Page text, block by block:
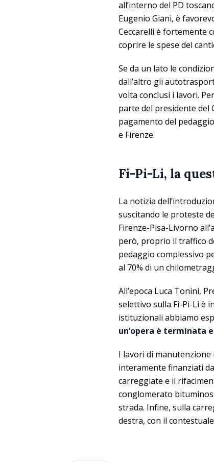
all’interno del PD
Eugenio Giani, è
Ceccarelli è fortemente
coprire le spese del
Se da un lato le
dall’altro gli
volta conclusi i lavori.
parte del presidente del
pagamento del
e Firenze.
Fi-Pi-Li, la
La notizia
suscitando le proteste
Firenze-Pisa-Livorno
però, proprio il traffico
pedaggio complessivo
al 70% di un
All’epoca Luca Tonini,
selettivo sulla Fi-Pi-Li è
istituzionali abbiamo
un’opera è terminata
I lavori di manutenzione
interamente finanziati
carreggiate e il
conglomerato
strada. Infine, sulla
destra, con il